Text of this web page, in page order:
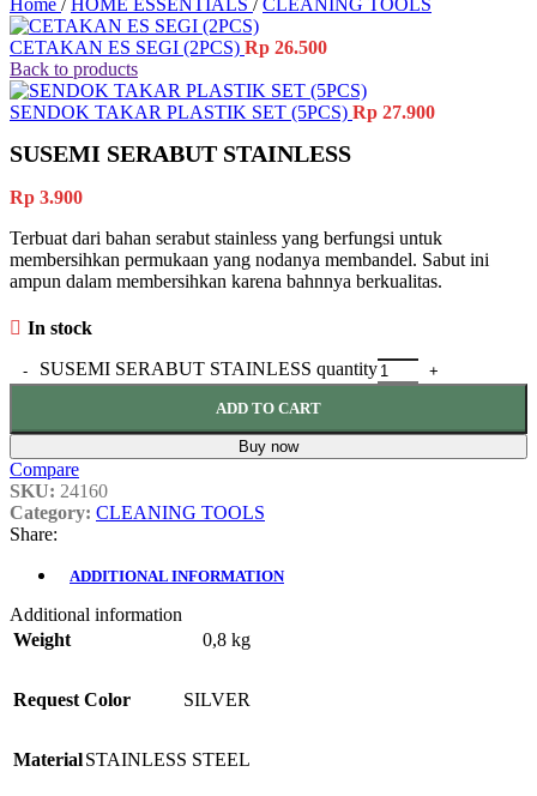
Home / HOME ESSENTIALS / CLEANING TOOLS
CETAKAN ES SEGI (2PCS) Rp 26.500
Back to products
SENDOK TAKAR PLASTIK SET (5PCS) Rp 27.900
SUSEMI SERABUT STAINLESS
Rp 3.900
Terbuat dari bahan serabut stainless yang berfungsi untuk
membersihkan permukaan yang nodanya membandel. Sabut ini
ampun dalam membersihkan karena bahnnya berkualitas.
In stock
SUSEMI SERABUT STAINLESS quantity
ADD TO CART
Buy now
Compare
SKU: 24160
Category: CLEANING TOOLS
Share:
ADDITIONAL INFORMATION
Additional information
Weight
0,8 kg
Request Color SILVER
MaterialSTAINLESS STEEL